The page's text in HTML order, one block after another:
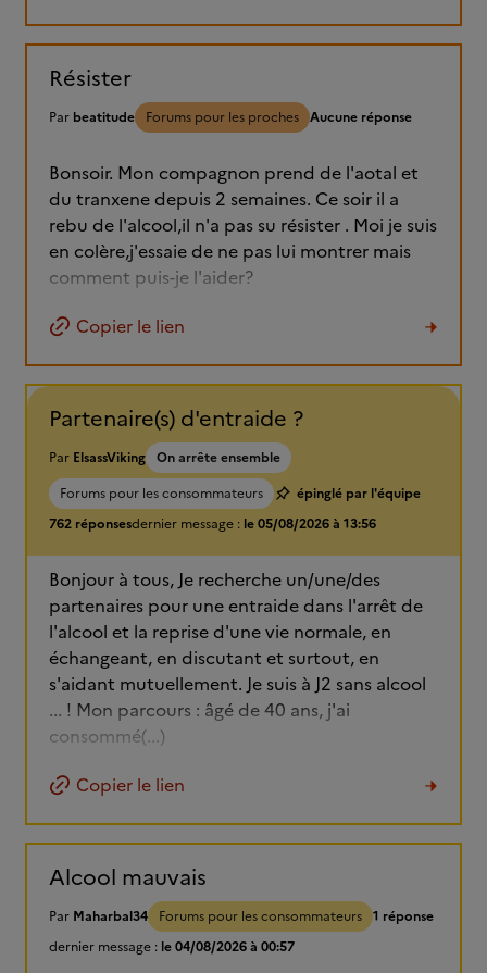
Résister
Par beatitude Forums pour les proches Aucune réponse
Bonsoir. Mon compagnon prend de l'aotal et
du tranxene depuis 2 semaines. Ce soir il a
rebu de l'alcool,il n'a pas su résister . Moi je suis
en colère,j'essaie de ne pas lui montrer mais
comment puis-je l'aider?
Copier le lien
Partenaire(s) d'entraide ?
Par ElsassViking On arrête ensemble
Forums pour les consommateurs
épinglé par l'équipe
762 réponsesdernier message : le 05/08/2026 à 13:56
Bonjour à tous, Je recherche un/une/des
partenaires pour une entraide dans l'arrêt de
l'alcool et la reprise d'une vie normale, en
échangeant, en discutant et surtout, en
s'aidant mutuellement. Je suis à J2 sans alcool
... ! Mon parcours : âgé de 40 ans, j'ai
consommé(...)
Copier le lien
Alcool mauvais
Par Maharbal34 Forums pour les consommateurs 1 réponse
dernier message : le 04/08/2026 à 00:57